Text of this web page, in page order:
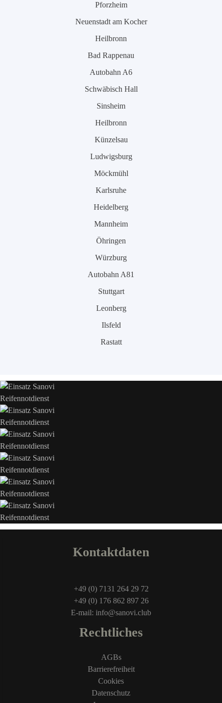
Pforzheim
Neuenstadt am Kocher
Heilbronn
Bad Rappenau
Autobahn A6
Schwäbisch Hall
Sinsheim
Heilbronn
Künzelsau
Ludwigsburg
Möckmühl
Karlsruhe
Heidelberg
Mannheim
Öhringen
Würzburg
Autobahn A81
Stuttgart
Leonberg
Ilsfeld
Rastatt
Kontaktdaten
+49 (0) 7131 264 29 72
+49 (0) 176 862 897 26
E-mail: info@sanovi.club
Rechtliches
AGBs
Barrierefreiheit
Cookies
Datenschutz